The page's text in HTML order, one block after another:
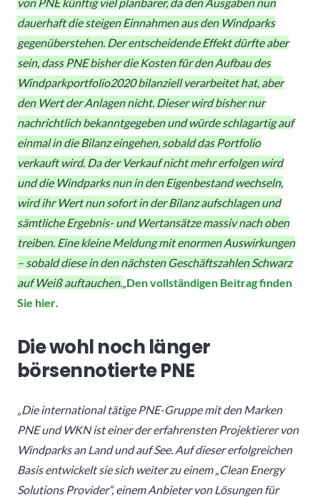
dauerhaft die steigen Einnahmen aus den Windparks
gegenüberstehen. Der entscheidende Effekt dürfte aber
sein, dass PNE bisher die Kosten für den Aufbau des
Windparkportfolio2020 bilanziell verarbeitet hat, aber
den Wert der Anlagen nicht. Dieser wird bisher nur
nachrichtlich bekanntgegeben und würde schlagartig auf
einmal in die Bilanz eingehen, sobald das Portfolio
verkauft wird. Da der Verkauf nicht mehr erfolgen wird
und die Windparks nun in den Eigenbestand wechseln,
wird ihr Wert nun sofort in der Bilanz aufschlagen und
sämtliche Ergebnis- und Wertansätze massiv nach oben
treiben. Eine kleine Meldung mit enormen Auswirkungen
– sobald diese in den nächsten Geschäftszahlen Schwarz
auf Weiß auftauchen.„Den vollständigen Beitrag finden
Sie hier.
Die wohl noch länger
börsennotierte PNE
„Die international tätige PNE-Gruppe mit den Marken
PNE und WKN ist einer der erfahrensten Projektierer von
Windparks an Land und auf See. Auf dieser erfolgreichen
Basis entwickelt sie sich weiter zu einem „Clean Energy
Solutions Provider“, einem Anbieter von Lösungen für